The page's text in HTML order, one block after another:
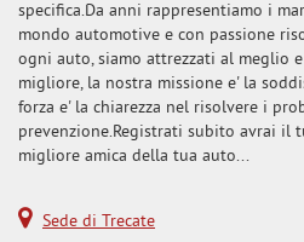
specifica.Da anni rappresentiamo i
mondo automotive e con passione
ogni auto, siamo attrezzati al meglio
migliore, la nostra missione e' la
forza e' la chiarezza nel risolvere i
prevenzione.Registrati subito avrai il
migliore amica della tua auto...
Sede di Trecate